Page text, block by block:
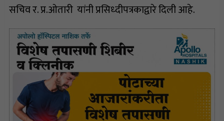
सचिव र. प्र.ओतारी यांनी प्रसिध्दीपत्रकाद्वारे दिली आहे.